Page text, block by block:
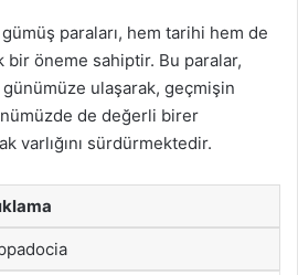
paraları, hem tarihi hem de
bir öneme sahiptir. Bu paralar,
ulaşarak, geçmişin
de değerli birer
varlığını sürdürmektedir.